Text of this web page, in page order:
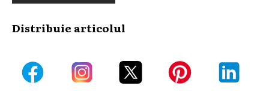
Distribuie articolul